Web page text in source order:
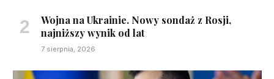
Wojna na Ukrainie. Nowy sondaż z Rosji,
najniższy wynik od lat
7 sierpnia, 2026